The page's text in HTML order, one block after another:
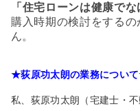
「住宅ローンは健康でな
購入時期の検討をする
ん。
★荻原功太朗の業務につい
私、荻原功太朗（宅建士・